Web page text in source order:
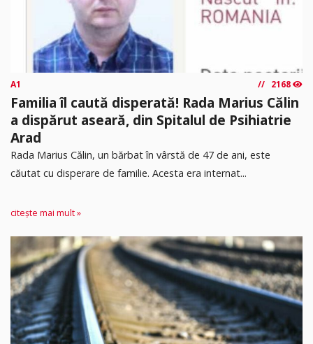
A1 2168
Familia îl caută disperată! Rada Marius Călin
a dispărut aseară, din Spitalul de Psihiatrie
Arad
Rada Marius Călin, un bărbat în vârstă de 47 de ani, este
căutat cu disperare de familie. Acesta era internat...
citește mai mult »